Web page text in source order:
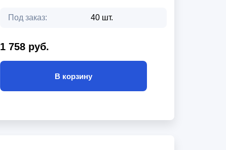
Под заказ: 40 шт.
1 758 руб.
В корзину